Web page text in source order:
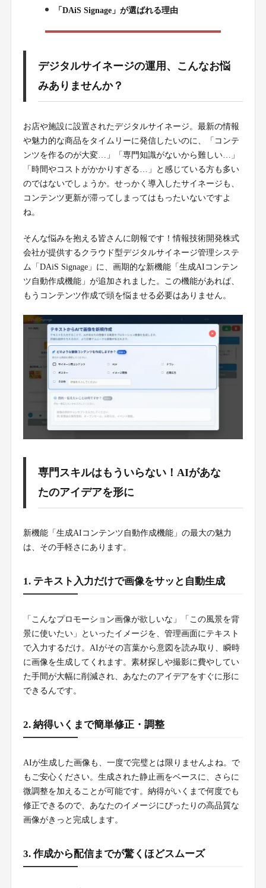
「DAiS Signage」が選ばれる理由
デジタルサイネージの運用、こんなお悩
みありませんか？
お店や施設に設置されたデジタルサイネージ。最新の情報
や魅力的な商品をタイムリーに発信したいのに、「コンテ
ンツを作るのが大変…」「専門知識がないから難しい…」
「時間やコストがかかりすぎる…」と感じている方も多い
のではないでしょうか。せっかく導入したサイネージも、
コンテンツ更新が滞ってしまってはもったいないですよ
ね。
そんな悩みを抱える皆さんに朗報です！情報技術開発株式
会社が提供するクラウド型デジタルサイネージ管理システ
ム「DAiS Signage」に、画期的な新機能「生成AIコンテン
ツ自動作成機能」が追加されました。この機能があれば、
もうコンテンツ作成で頭を悩ませる必要はありません。
専門スキルはもういらない！AIがあな
たのアイデアを形に
新機能「生成AIコンテンツ自動作成機能」の最大の魅力
は、その手軽さにあります。
1. テキスト入力だけで画像をサッと自動生成
「こんなプロモーション画像が欲しいな」「この風景を背
景に使いたい」といったイメージを、管理画面にテキスト
で入力するだけ。AIがその言葉から意図を読み取り、瞬時
に画像を生成してくれます。素材探しや撮影に費やしてい
た手間が大幅に削減され、あなたのアイデアをすぐに形に
できるんです。
2. 納得いくまで簡単修正・調整
AIが生成した画像も、一度で完璧とは限りませんよね。で
もご安心ください。生成された静止画をベースに、さらに
微調整を加えることが可能です。納得がいくまで何度でも
修正できるので、あなたのイメージにぴったりの高品質な
画像がきっと完成します。
3. 作成から配信までが驚くほどスムーズ